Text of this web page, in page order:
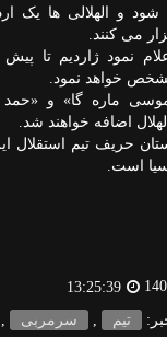
و الهلالی ها یک
می کنند.
اعلام نمود ژاردیم تا
خواهد نمود.
ماره گا» و «حمد
اضافه خواهند شد.
حریف تیم استقلال
است.
13:25:39
تیم سرمربی